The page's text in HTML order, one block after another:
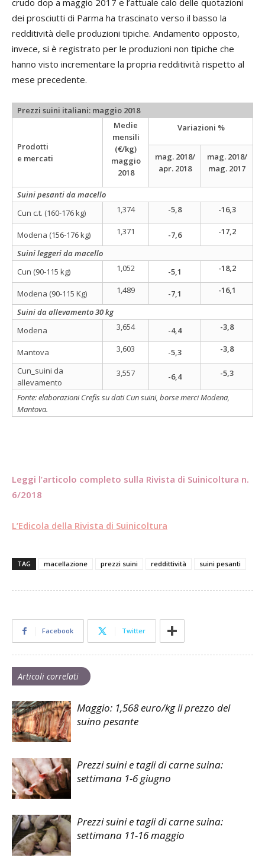
dei prosciutti di Parma ha trascinato verso il basso la
redditività delle produzioni tipiche. Andamento opposto,
invece, si è registrato per le produzioni non tipiche che
hanno visto incrementare la propria redditività rispetto al
mese precedente.
Prezzi suini italiani: maggio 2018
Prodotti
e mercati
Medie
mensili
(€/kg)
maggio
2018
Variazioni %
mag. 2018/
apr. 2018
mag. 2018/
mag. 2017
Suini pesanti da macello
Cun c.t. (160-176 kg)
1,374 -5,8 -16,3
Modena (156-176 kg) 1,371 -7,6 -17,2
Suini leggeri da macello
Cun (90-115 kg)
1,052 -5,1 -18,2
Modena (90-115 Kg) 1,489 -7,1 -16,1
Suini da allevamento 30 kg
Modena
3,654 -4,4 -3,8
Mantova 3,603 -5,3 -3,8
Cun_suini da
allevamento
3,557 -6,4 -5,3
Fonte: elaborazioni Crefis su dati Cun suini, borse merci Modena,
Mantova.
Leggi l’articolo completo sulla Rivista di Suinicoltura n.
6/201 8
L’Edicola della Rivista di Suinicoltura
TAG macellazione prezzi suini reddittività suini pesanti
Facebook Twitter
Articoli correlati
Maggio: 1,568 euro/kg il prezzo del
suino pesante
Prezzi suini e tagli di carne suina:
settimana 1-6 giugno
Prezzi suini e tagli di carne suina:
settimana 11-16 maggio